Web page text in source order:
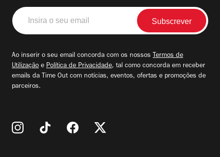
Insira
o
seu
Ao inserir o seu email concorda com os nossos Termos de
Utilização e Política de Privacidade, tal como concorda em receber
emails da Time Out com notícias, eventos, ofertas e promoções de
parceiros.